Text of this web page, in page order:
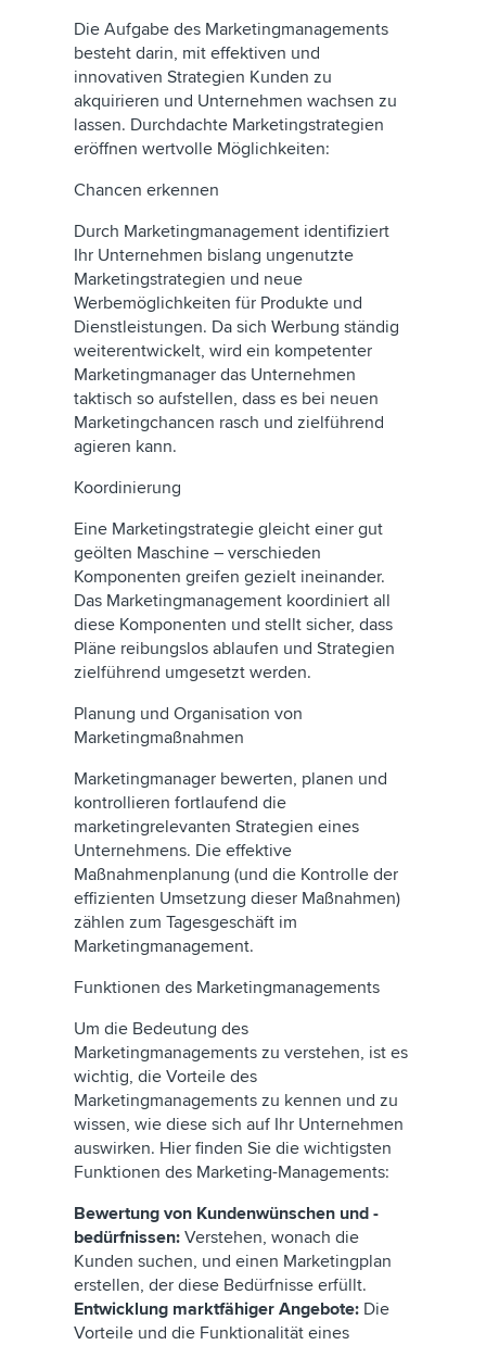
Die Aufgabe des Marketingmanagements
besteht darin, mit effektiven und
innovativen Strategien Kunden zu
akquirieren und Unternehmen wachsen zu
lassen. Durchdachte Marketingstrategien
eröffnen wertvolle Möglichkeiten:
Chancen erkennen
Durch Marketingmanagement identifiziert
Ihr Unternehmen bislang ungenutzte
Marketingstrategien und neue
Werbemöglichkeiten für Produkte und
Dienstleistungen. Da sich Werbung ständig
weiterentwickelt, wird ein kompetenter
Marketingmanager das Unternehmen
taktisch so aufstellen, dass es bei neuen
Marketingchancen rasch und zielführend
agieren kann.
Koordinierung
Eine Marketingstrategie gleicht einer gut
geölten Maschine – verschieden
Komponenten greifen gezielt ineinander.
Das Marketingmanagement koordiniert all
diese Komponenten und stellt sicher, dass
Pläne reibungslos ablaufen und Strategien
zielführend umgesetzt werden.
Planung und Organisation von
Marketingmaßnahmen
Marketingmanager bewerten, planen und
kontrollieren fortlaufend die
marketingrelevanten Strategien eines
Unternehmens. Die effektive
Maßnahmenplanung (und die Kontrolle der
effizienten Umsetzung dieser Maßnahmen)
zählen zum Tagesgeschäft im
Marketingmanagement.
Funktionen des Marketingmanagements
Um die Bedeutung des
Marketingmanagements zu verstehen, ist es
wichtig, die Vorteile des
Marketingmanagements zu kennen und zu
wissen, wie diese sich auf Ihr Unternehmen
auswirken. Hier finden Sie die wichtigsten
Funktionen des Marketing-Managements:
Bewertung von Kundenwünschen und -
bedürfnissen: Verstehen, wonach die
Kunden suchen, und einen Marketingplan
erstellen, der diese Bedürfnisse erfüllt.
Entwicklung marktfähiger Angebote: Die
Vorteile und die Funktionalität eines